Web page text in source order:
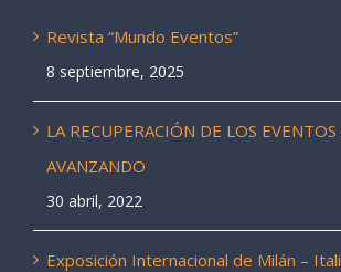
Revista “Mundo Eventos”
8 septiembre, 2025
LA RECUPERACIÓN DE LOS EVENTOS
AVANZANDO
30 abril, 2022
Exposición Internacional de Milán –